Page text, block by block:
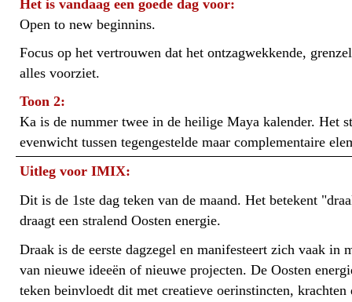
Het is vandaag een goede dag voor:
Open to new beginnins.
Focus op het vertrouwen dat het ontzagwekkende,
alles voorziet.
Toon 2:
Ka is de nummer twee in de heilige Maya kalender. Het
evenwicht tussen tegengestelde maar complementaire
Uitleg voor IMIX:
Dit is de 1ste dag teken van de maand. Het betekent
draagt een stralend Oosten energie.
Draak is de eerste dagzegel en manifesteert zich vaak in
van nieuwe ideeën of nieuwe projecten. De Oosten
teken beinvloedt dit met creatieve oerinstincten, krachten